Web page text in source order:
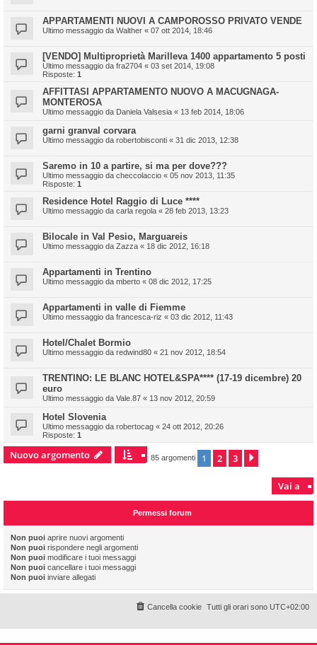
APPARTAMENTI NUOVI A CAMPOROSSO PRIVATO VENDE
Ultimo messaggio da Walther « 07 ott 2014, 18:46
[VENDO] Multiproprietà Marilleva 1400 appartamento 5 posti
Ultimo messaggio da fra2704 « 03 set 2014, 19:08
Risposte: 1
AFFITTASI APPARTAMENTO NUOVO A MACUGNAGA-
MONTEROSA
Ultimo messaggio da Daniela Valsesia « 13 feb 2014, 18:06
garni granval corvara
Ultimo messaggio da robertobisconti « 31 dic 2013, 12:38
Saremo in 10 a partire, si ma per dove???
Ultimo messaggio da checcolaccio « 05 nov 2013, 11:35
Risposte: 1
Residence Hotel Raggio di Luce ****
Ultimo messaggio da carla regola « 28 feb 2013, 13:23
Bilocale in Val Pesio, Marguareis
Ultimo messaggio da Zazza « 18 dic 2012, 16:18
Appartamenti in Trentino
Ultimo messaggio da mberto « 08 dic 2012, 17:25
Appartamenti in valle di Fiemme
Ultimo messaggio da francesca-riz « 03 dic 2012, 11:43
Hotel/Chalet Bormio
Ultimo messaggio da redwind80 « 21 nov 2012, 18:54
TRENTINO: LE BLANC HOTEL&SPA**** (17-19 dicembre) 20
euro
Ultimo messaggio da Vale.87 « 13 nov 2012, 20:59
Hotel Slovenia
Ultimo messaggio da robertocag « 24 ott 2012, 20:26
Risposte: 1
Nuovo argomento 85 argomenti 1 2 3
Vai a
Permessi forum
Non puoi aprire nuovi argomenti
Non puoi rispondere negli argomenti
Non puoi modificare i tuoi messaggi
Non puoi cancellare i tuoi messaggi
Non puoi inviare allegati
Tutti gli orari sono UTC+02:00
Cancella cookie